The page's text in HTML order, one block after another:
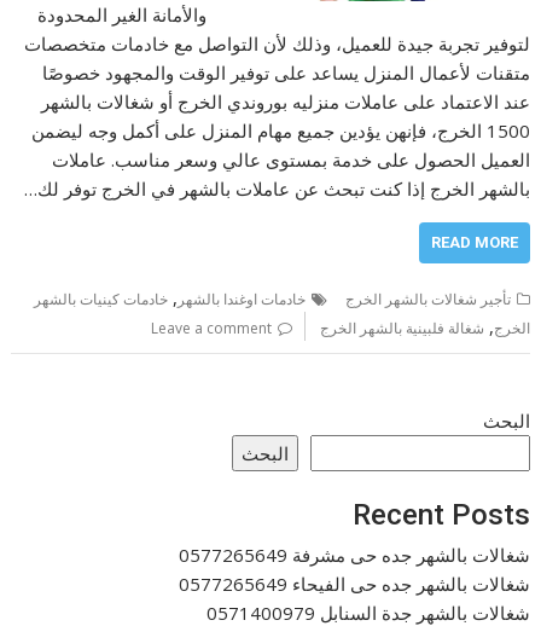
والأمانة الغير المحدودة
لتوفير تجربة جيدة للعميل، وذلك لأن التواصل مع خادمات متخصصات
متقنات لأعمال المنزل يساعد على توفير الوقت والمجهود خصوصًا
عند الاعتماد على عاملات منزليه بوروندي الخرج أو شغالات بالشهر
1500 الخرج، فإنهن يؤدين جميع مهام المنزل على أكمل وجه ليضمن
العميل الحصول على خدمة بمستوى عالي وسعر مناسب. عاملات
بالشهر الخرج إذا كنت تبحث عن عاملات بالشهر في الخرج توفر لك…
READ MORE
تأجير شغالات بالشهر الخرج خادمات اوغندا بالشهر ,خادمات كينيات بالشهر
الخرج, شغالة فلبينية بالشهر الخرج Leave a comment
البحث
البحث
Recent Posts
شغالات بالشهر جده حى مشرفة 0577265649
شغالات بالشهر جده حى الفيحاء 0577265649
شغالات بالشهر جدة السنابل 0571400979